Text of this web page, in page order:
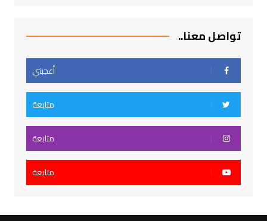
تواصل معنا..
أعجبني
متابعة
متابعة
متابعة